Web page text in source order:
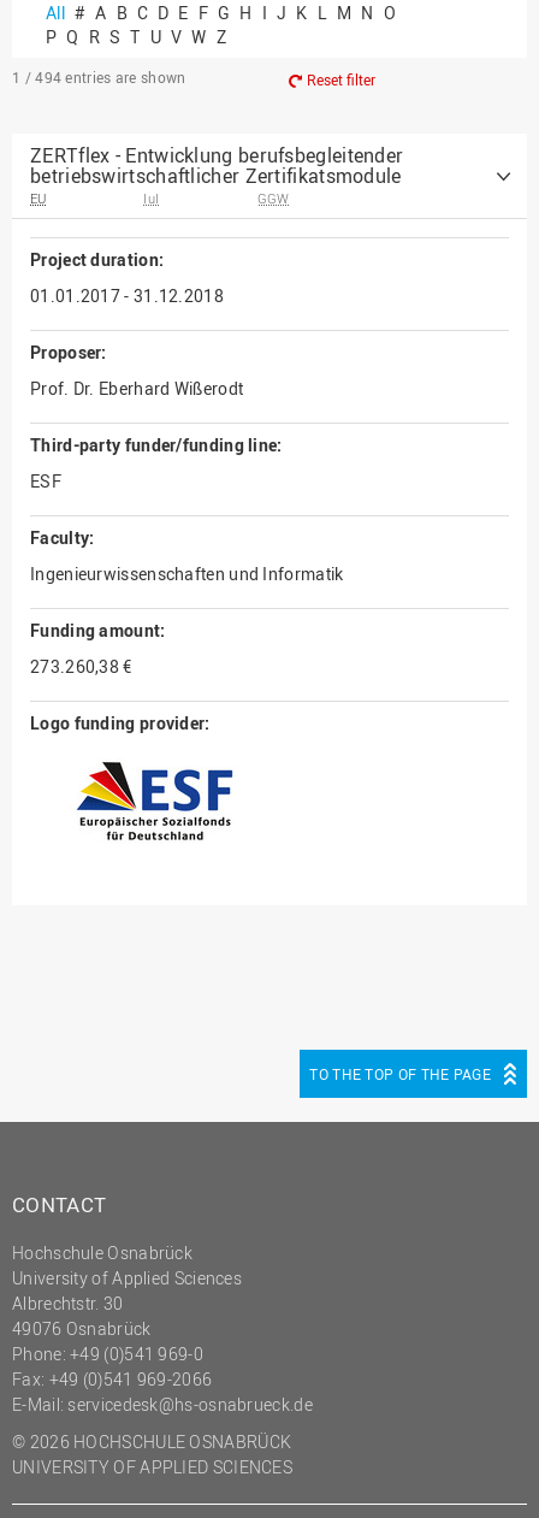
All # A B C D E F G H I J K L M N O
P Q R S T U V W Z
1 / 494 entries are shown Reset filter
ZERTflex - Entwicklung berufsbegleitender
betriebswirtschaftlicher Zertifikatsmodule
EU IuI GGW
Project duration:
01.01.2017 - 31.12.2018
Proposer:
Prof. Dr. Eberhard Wißerodt
Third-party funder/funding line:
ESF
Faculty:
Ingenieurwissenschaften und Informatik
Funding amount:
273.260,38 €
Logo funding provider:
TO THE TOP OF THE PAGE
CONTACT
Hochschule Osnabrück
University of Applied Sciences
Albrechtstr. 30
49076 Osnabrück
Phone: +49 (0)541 969-0
Fax: +49 (0)541 969-2066
E-Mail: servicedesk@hs-osnabrueck.de
© 2026 HOCHSCHULE OSNABRÜCK
UNIVERSITY OF APPLIED SCIENCES